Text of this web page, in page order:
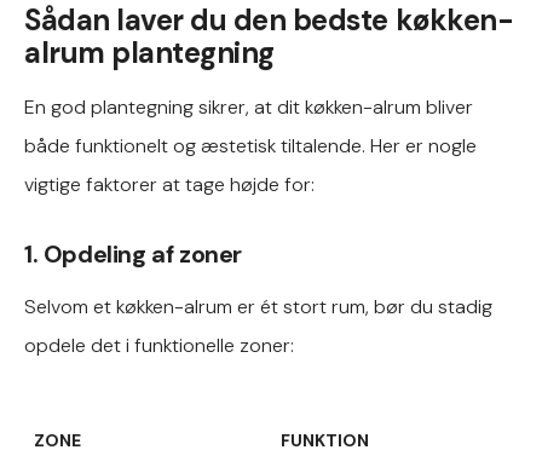
Sådan laver du den bedste køkken-
alrum plantegning
En god plantegning sikrer, at dit køkken-alrum bliver
både funktionelt og æstetisk tiltalende. Her er nogle
vigtige faktorer at tage højde for:
1. Opdeling af zoner
Selvom et køkken-alrum er ét stort rum, bør du stadig
opdele det i funktionelle zoner:
ZONE FUNKTION